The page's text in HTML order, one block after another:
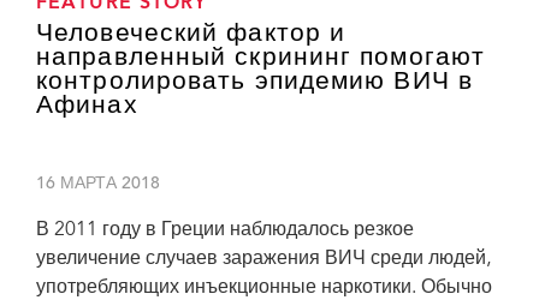
Человеческий фактор и
направленный скрининг помогают
контролировать эпидемию ВИЧ в
Афинах
16 МАРТА 2018
В 2011 году в Греции наблюдалось резкое
увеличение случаев заражения ВИЧ среди людей,
употребляющих инъекционные наркотики. Обычно